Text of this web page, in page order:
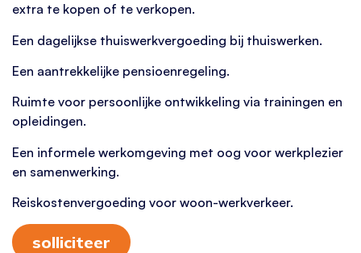
extra te kopen of te verkopen.
Een dagelijkse thuiswerkvergoeding bij thuiswerken.
Een aantrekkelijke pensioenregeling.
Ruimte voor persoonlijke ontwikkeling via trainingen en
opleidingen.
Een informele werkomgeving met oog voor werkplezier
en samenwerking.
Reiskostenvergoeding voor woon-werkverkeer.
solliciteer